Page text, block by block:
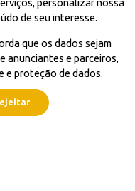
personalizar nossa
de seu interesse.
que os dados sejam
anunciantes e parceiros,
e proteção de dados.